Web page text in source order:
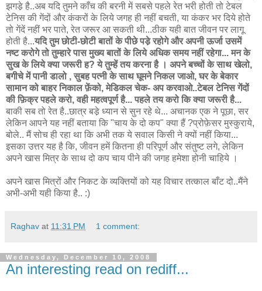
झगडे़ है..अब यदि तुमने काँच की बरनी में सबसे पहले रेत भरी होती तो टेबल
टेनिस की गेंदों और कंकरों के लिये जगह ही नहीं बचती, या कंकर भर दिये होते
तो गेंदें नहीं भर पाते, रेत जरूर आ सकती थी...ठीक यही बात जीवन पर लागू
होती है...यदि तुम छोटी-छोटी बातों के पीछे पडे़ रहोगे और अपनी ऊर्जा उसमें
नष्ट करोगे तो तुम्हारे पास मुख्य बातों के लिये अधिक समय नहीं रहेगा... मन के
सुख के लिये क्या जरूरी ह? ये तुम्हें तय करना है । अपने बच्चों के साथ खेलो,
बगीचे में पानी डालो , सुबह पत्नी के साथ घूमने निकल जाओ, घर के बेकार
सामान को बाहर निकाल फ़ेंको, मेडिकल चेक- अप करवाओ..टेबल टेनिस गेंदों
की फ़िक्र पहले करो, वही महत्वपूर्ण है... पहले तय करो कि क्या जरूरी है...
बाकी सब तो रेत है..छात्र बडे़ ध्यान से सुन रहे थे... अचानक एक ने पूछा, सर
लेकिन आपने यह नहीं बताया कि "चाय के दो कप" क्या हैं ?प्रोफ़ेसर मुस्कुराये,
बोले.. मैं सोच ही रहा था कि अभी तक ये सवाल किसी ने क्यों नहीं किया...
इसका उत्तर यह है कि, जीवन हमें कितना ही परिपूर्ण और संतुष्ट लगे, लेकिन
अपने खास मित्र के साथ दो कप चाय पीने की जगह हमेशा होनी चाहिये ।
अपने खास मित्रों और निकट के व्यक्तियों को यह विचार तत्काल बाँट दो..मैंने
अभी-अभी यही किया है.. :)
Raghav at 11:31 PM 1 comment:
Wednesday, December 10, 2008
An interesting read on rediff...